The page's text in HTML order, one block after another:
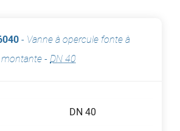
- Vanne à opercule fonte à
- DN 40
DN 40